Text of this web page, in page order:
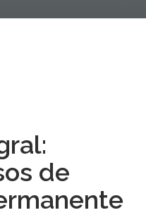
de